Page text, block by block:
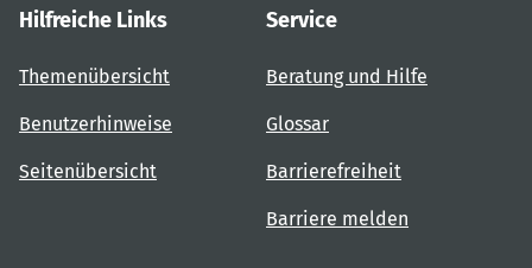
Hilfreiche Links
Themenübersicht
Benutzerhinweise
Seitenübersicht
Service
Beratung und Hilfe
Glossar
Barrierefreiheit
Barriere melden